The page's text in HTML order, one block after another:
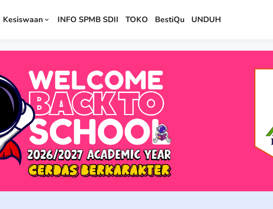
Kesiswaan INFO SPMB SDII TOKO BestiQu UNDUH